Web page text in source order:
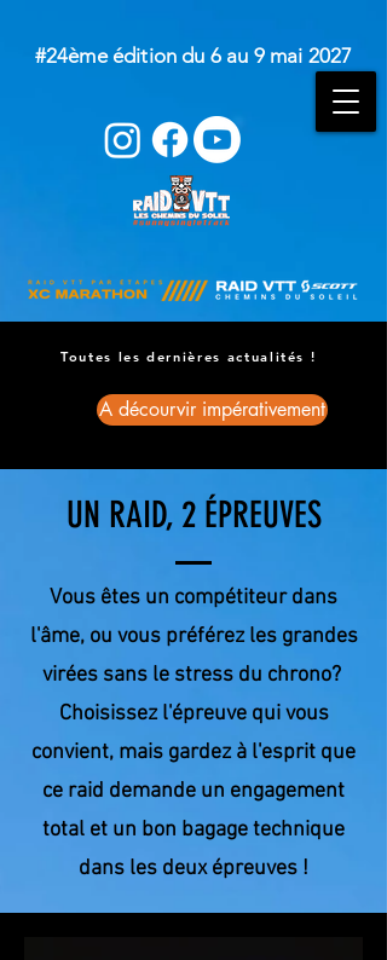
#24ème édition du 6 au 9 mai 2027
Toutes les dernières actualités !
A décourvir impérativement
UN RAID, 2 ÉPREUVES
Vous êtes un compétiteur dans
l'âme, ou vous préférez les grandes
virées sans le stress du chrono?
Choisissez l'épreuve qui vous
convient, mais gardez à l'esprit que
ce raid demande un engagement
total et un bon bagage technique
dans les deux épreuves !